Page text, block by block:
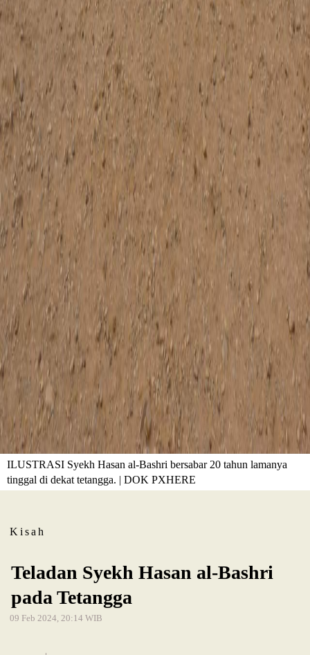
ILUSTRASI Syekh Hasan al-Bashri bersabar 20 tahun lamanya
tinggal di dekat tetangga. | DOK PXHERE
Kisah
Teladan Syekh Hasan al-Bashri
pada Tetangga
09 Feb 2024, 20:14 WIB